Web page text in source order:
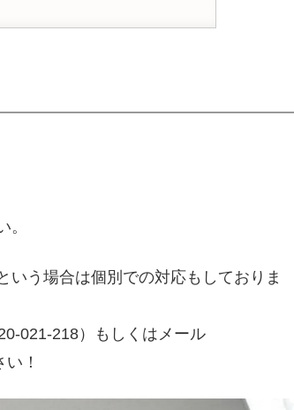
いう場合は個別での対応もしておりま
021-218）もしくはメール
！